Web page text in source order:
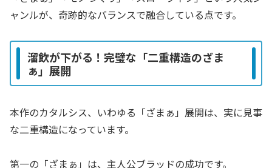
ャンルが、奇跡的なバランスで融合している点です。
溜飲が下がる！完璧な「二重構造のざま
ぁ」展開
本作のカタルシス、いわゆる「ざまぁ」展開は、実に見事
な二重構造になっています。
第一の「ざまぁ」は、主人公ブラッドの成功です。